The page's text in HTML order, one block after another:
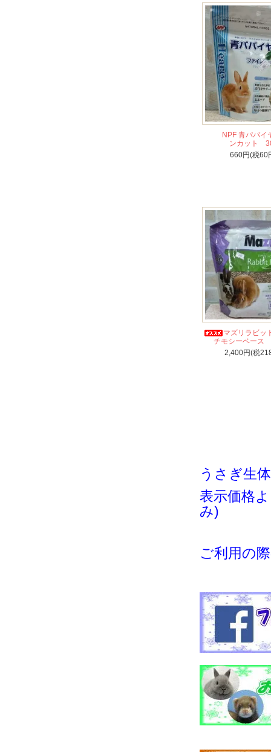
NPF 青パパ
ンカット
660円(税60
マズリラビ
チモシーベース
2,400円(税
うさぎ生
表示価格
み)
ご利用の